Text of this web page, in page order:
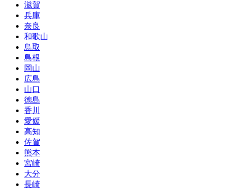
滋賀
兵庫
奈良
和歌山
鳥取
島根
岡山
広島
山口
徳島
香川
愛媛
高知
佐賀
熊本
宮崎
大分
長崎